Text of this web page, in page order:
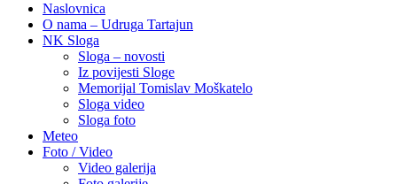
Naslovnica
O nama – Udruga Tartajun
NK Sloga
Sloga – novosti
Iz povijesti Sloge
Memorijal Tomislav Moškatelo
Sloga video
Sloga foto
Meteo
Foto / Video
Video galerija